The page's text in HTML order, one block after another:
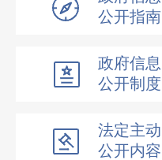
公开指南
政府信息
公开制度
法定主动
公开内容